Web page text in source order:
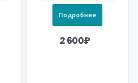
Подробнее
2 600₽